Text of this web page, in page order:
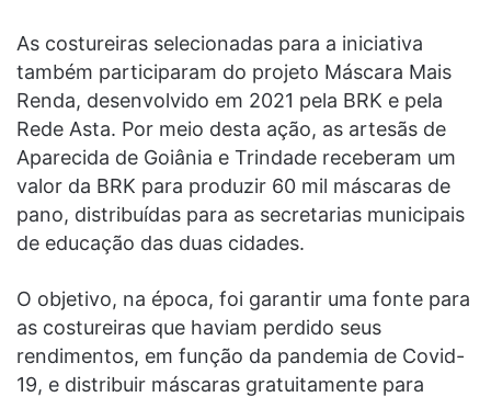
As costureiras selecionadas para a iniciativa
também participaram do projeto Máscara Mais
Renda, desenvolvido em 2021 pela BRK e pela
Rede Asta. Por meio desta ação, as artesãs de
Aparecida de Goiânia e Trindade receberam um
valor da BRK para produzir 60 mil máscaras de
pano, distribuídas para as secretarias municipais
de educação das duas cidades.
O objetivo, na época, foi garantir uma fonte para
as costureiras que haviam perdido seus
rendimentos, em função da pandemia de Covid-
19, e distribuir máscaras gratuitamente para